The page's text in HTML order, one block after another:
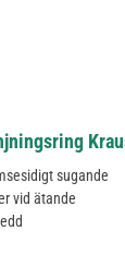
sugande
vid ätande